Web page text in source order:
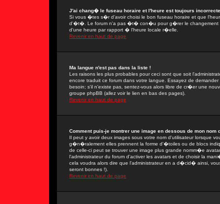
J'ai chang� le fuseau horaire et l'heure est toujours
Si vous �tes s�r d'avoir choisi le bon fuseau horaire et que
d'�t�. Le forum n'a pas �t� con�u pour g�rer le
d'une heure par rapport � l'heure locale r�elle.
Revenir en haut de page
Ma langue n'est pas dans la liste !
Les raisons les plus probables pour ceci sont que soit
encore traduit ce forum dans votre langue. Essayez de
besoin; s'il n'existe pas, sentez-vous alors libre de cr�er une
groupe phpBB (allez voir le lien en bas des pages).
Revenir en haut de page
Comment puis-je montrer une image en dessous de mon nom
Il peut y avoir deux images sous votre nom d'utilisateur lorsque
g�n�ralement elles prennent la forme d'�toiles ou de blocs
de celle-ci peut se trouver une image plus grande nomm�e
l'administrateur du forum d'activer les avatars et de choisir la
cela voudra alors dire que l'administrateur en a d�cid� ainsi,
seront bonnes !).
Revenir en haut de page